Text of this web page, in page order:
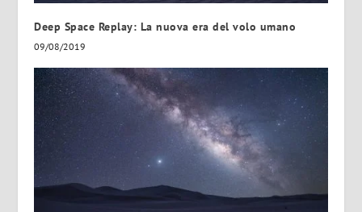
Deep Space Replay: La nuova era del volo umano
09/08/2019